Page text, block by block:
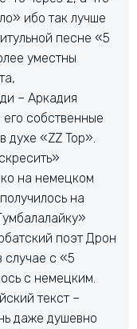
ибо так лучше
песне «5
уместны
– Аркадия
собственные
духе «ZZ Top».
на немецком
на
поэт Дрон
случае с «5
с немецким.
текст –
даже душевно